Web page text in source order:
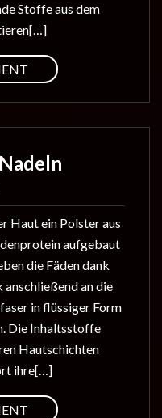
Stoffe aus dem
Haut ein Polster aus
aufgebaut
die Fäden dank
an die
in flüssiger Form
Die Inhaltsstoffe
Hautschichten
ihre[…]